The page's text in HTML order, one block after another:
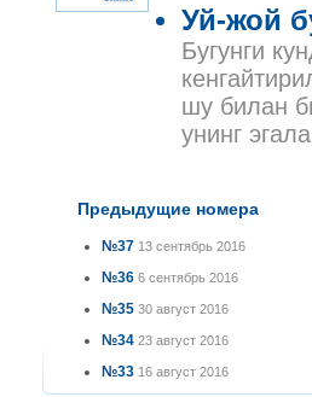
Уй-жой
Бугунги
шу билан
унинг
Предыдущие номера
№37 13 сентябрь 2016
№36 6 сентябрь 2016
№35 30 август 2016
№34 23 август 2016
№33 16 август 2016